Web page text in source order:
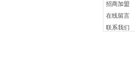
招商加盟
在线留言
联系我们